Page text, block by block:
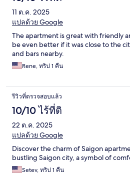
11 ต.ค. 2025
แปลด้วย Google
The apartment is great with friendly
be even better if it was close to the
and bars nearby.
Rene, ทริป 1 คืน
รีวิวที่ตรวจสอบแล้ว
10/10 ไร้ที่ติ
22 ต.ค. 2025
แปลด้วย Google
Discover the charm of Saigon
bustling Saigon city, a symbol of
Setev, ทริป 1 คืน